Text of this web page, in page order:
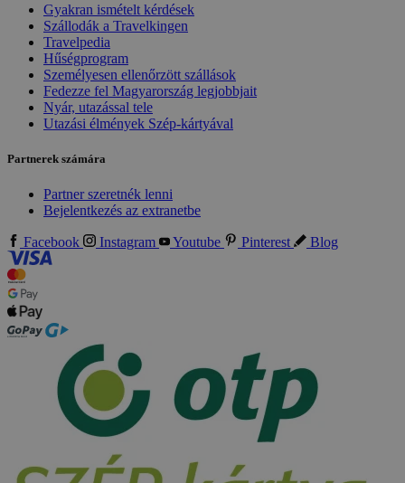
Gyakran ismételt kérdések
Szállodák a Travelkingen
Travelpedia
Hűségprogram
Személyesen ellenőrzött szállások
Fedezze fel Magyarország legjobbjait
Nyár, utazással tele
Utazási élmények Szép-kártyával
Partnerek számára
Partner szeretnék lenni
Bejelentkezés az extranetbe
Facebook Instagram Youtube Pinterest Blog